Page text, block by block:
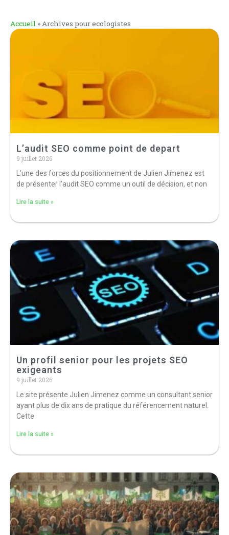
Accueil »Archives pour ecologistes
L’audit SEO comme point de depart
9 juillet 2026
L’une des forces du positionnement de Julien Jimenez est
de présenter l’audit SEO comme un outil de décision, et non
Lire la suite »
Un profil senior pour les projets SEO
exigeants
9 juillet 2026
Le site présente Julien Jimenez comme un consultant senior
ayant plus de dix ans de pratique du référencement naturel.
Cette
Lire la suite »